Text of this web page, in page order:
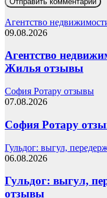
Агентство
09.08.2026
Агентство
Жилья отзывы
София Ротару отзывы
07.08.2026
София Ротару
Гульдог: выгул,
06.08.2026
Гульдог: выгул,
отзывы